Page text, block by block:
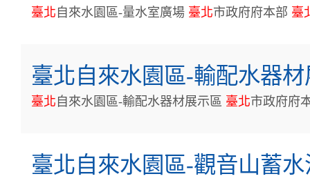
臺北 自來水園區-量水室廣場 臺北市政府府本部 臺
臺北自來水園區-輸配水器
臺北 自來水園區-輸配水器材展示區 臺北市政府府
臺北自來水園區-觀音山蓄水